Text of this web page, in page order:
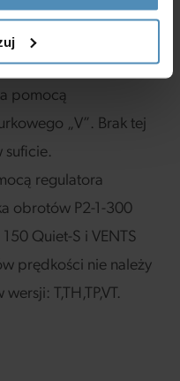
pomocą pokojowego
w zestawie.
pomocą
„V”. Brak tej
suficie.
regulatora
obrotów P2-1-300
Quiet-S i VENTS
prędkości nie należy
T,TH,TP,VT.